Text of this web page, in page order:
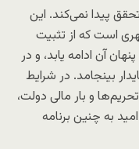
پیدا نمی‌‌کند. این
است که از تثبیت
آن ادامه یابد، و در
بینجامد. در شرایط
و بار مالی دولت،
به چنین برنامه